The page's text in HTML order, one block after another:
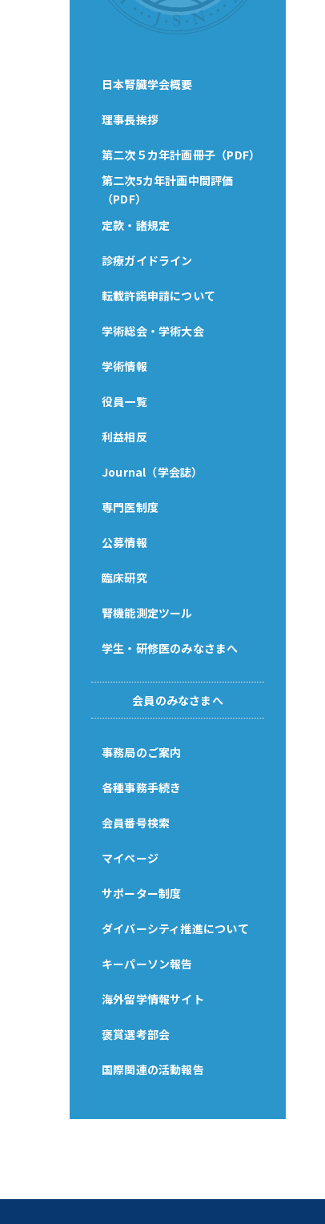
日本腎臓学会概要
理事長挨拶
第二次５カ年計画冊子（PDF）
第二次5カ年計画中間評価
（PDF）
定款・諸規定
診療ガイドライン
転載許諾申請について
学術総会・学術大会
学術情報
役員一覧
利益相反
Journal（学会誌）
専門医制度
公募情報
臨床研究
腎機能測定ツール
学生・研修医のみなさまへ
会員のみなさまへ
事務局のご案内
各種事務手続き
会員番号検索
マイページ
サポーター制度
ダイバーシティ推進について
キーパーソン報告
海外留学情報サイト
褒賞選考部会
国際関連の活動報告